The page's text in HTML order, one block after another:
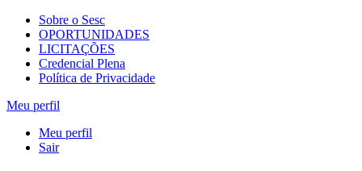
Sobre o Sesc
OPORTUNIDADES
LICITAÇÕES
Credencial Plena
Política de Privacidade
Meu perfil
Meu perfil
Sair